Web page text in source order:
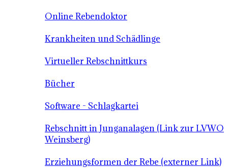
Online Rebendoktor
Krankheiten und Schädlinge
Virtueller Rebschnittkurs
Bücher
Software - Schlagkartei
Rebschnitt in Junganalagen (Link zur LVWO
Weinsberg)
Erziehungsformen der Rebe (externer Link)